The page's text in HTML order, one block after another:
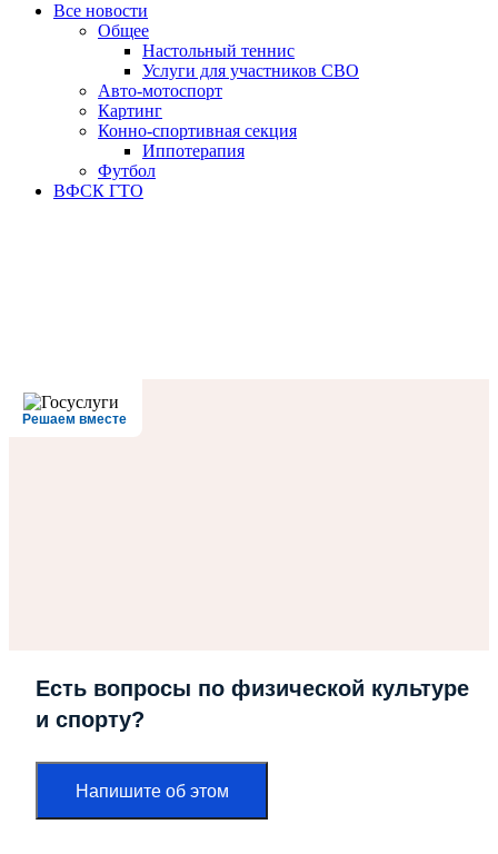
Все новости
Oбщее
Настольный теннис
Услуги для участников СВО
Авто-мотоспорт
Картинг
Конно-спортивная секция
Иппотерапия
Футбол
ВФСК ГТО
Решаем вместе
Есть вопросы по физической культуре
и спорту?
Напишите об этом